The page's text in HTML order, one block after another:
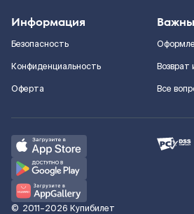
Информация
Безопасность
Конфиденциальность
Оферта
Возврат
Все
© 2011–2026 Купибилет